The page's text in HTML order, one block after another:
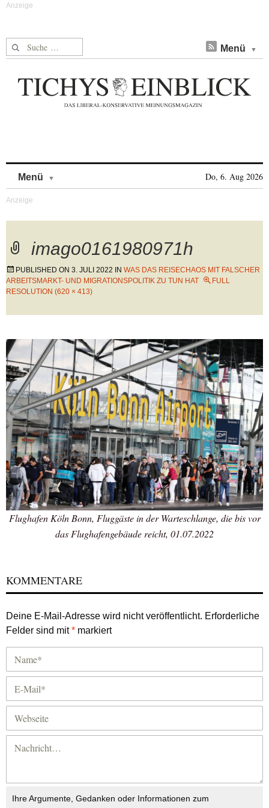
Suche nach: Menü
Menü Do, 6. Aug 2026
imago0161980971h
PUBLISHED ON 3. JULI 2022 IN WAS DAS REISECHAOS MIT FALSCHER
ARBEITSMARKT- UND MIGRATIONSPOLITIK ZU TUN HAT
FULL
RESOLUTION (620 × 413)
Flughafen Köln Bonn, Fluggäste in der Warteschlange, die bis vor
das Flughafengebäude reicht, 01.07.2022
KOMMENTARE
Deine E-Mail-Adresse wird nicht veröffentlicht. Erforderliche
Felder sind mit* markiert
Ihre Argumente, Gedanken oder Informationen zum